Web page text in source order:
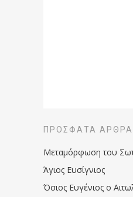
ΠΡΌΣΦΑΤΑ ΆΡΘΡΑ
Μεταμόρφωση του
Άγιος Ευσίγνιος
Όσιος Ευγένιος ο